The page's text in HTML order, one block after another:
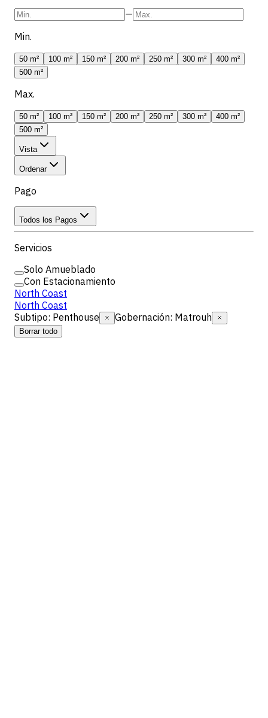
—
Min.
50 m² 100 m² 150 m² 200 m² 250 m² 300 m²
400 m²
500 m²
Max.
50 m² 100 m² 150 m² 200 m² 250 m² 300 m²
400 m²
500 m²
Vista
Ordenar
Pago
Todos los Pagos
Servicios
Solo Amueblado
Con Estacionamiento
North Coast
North Coast
Subtipo: Penthouse Gobernación: Matrouh
Borrar todo